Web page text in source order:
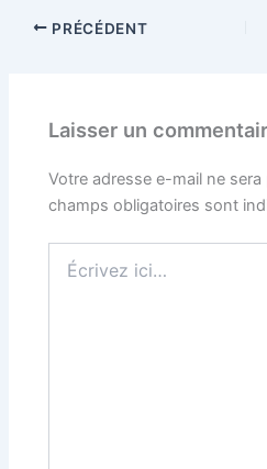
PRÉCÉDENT
Laisser un
Votre adresse e-mail ne sera
champs obligatoires sont
ici…